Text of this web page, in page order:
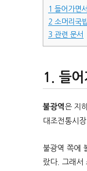
1 들어가면서
2 소머리국
3 관련 문서
들어
불광역 은 지
대조전통시
불광역 쪽에
랐다. 그래서